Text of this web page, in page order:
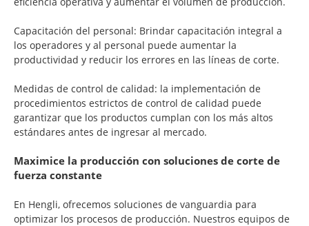
Capacitación del personal: Brindar capacitación integral a
los operadores y al personal puede aumentar la
productividad y reducir los errores en las líneas de corte.
Medidas de control de calidad: la implementación de
procedimientos estrictos de control de calidad puede
garantizar que los productos cumplan con los más altos
estándares antes de ingresar al mercado.
Maximice la producción con soluciones de corte de
fuerza constante
En Hengli, ofrecemos soluciones de vanguardia para
optimizar los procesos de producción. Nuestros equipos de